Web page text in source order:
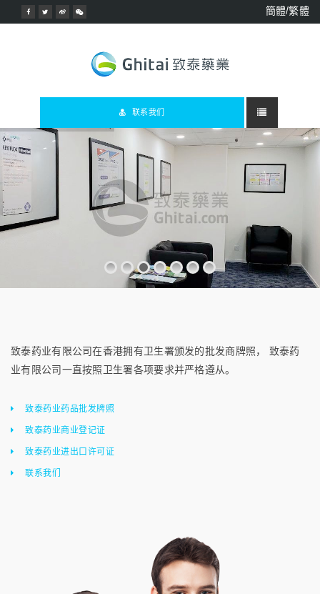
簡體/繁體
联系我们
致泰药业有限公司在香港拥有卫生署颁发的批发商牌照， 致泰药
业有限公司一直按照卫生署各项要求并严格遵从。
致泰药业药品批发牌照
致泰药业商业登记证
致泰药业进出口许可证
联系我们